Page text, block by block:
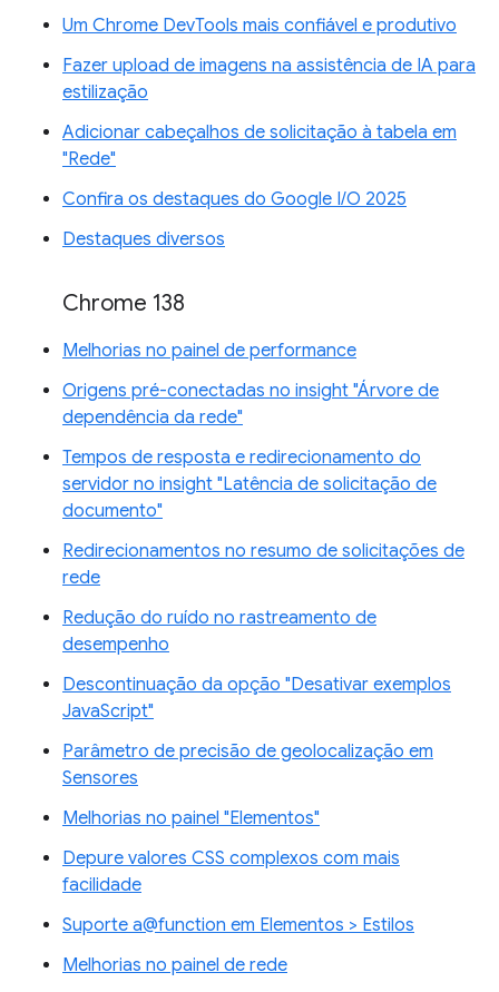
Um Chrome DevTools mais confiável e produtivo
Fazer upload de imagens na assistência de IA para
estilização
Adicionar cabeçalhos de solicitação à tabela em
"Rede"
Confira os destaques do Google I/O 2025
Destaques diversos
Chrome 138
Melhorias no painel de performance
Origens pré-conectadas no insight "Árvore de
dependência da rede"
Tempos de resposta e redirecionamento do
servidor no insight "Latência de solicitação de
documento"
Redirecionamentos no resumo de solicitações de
rede
Redução do ruído no rastreamento de
desempenho
Descontinuação da opção "Desativar exemplos
JavaScript"
Parâmetro de precisão de geolocalização em
Sensores
Melhorias no painel "Elementos"
Depure valores CSS complexos com mais
facilidade
Suporte a@function em Elementos > Estilos
Melhorias no painel de rede